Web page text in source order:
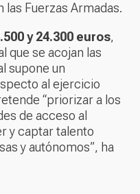
Fuerzas Armadas.
y 24.300 euros,
que se acojan las
supone un
al ejercicio
“priorizar a los
de acceso al
y captar talento
y autónomos”, ha